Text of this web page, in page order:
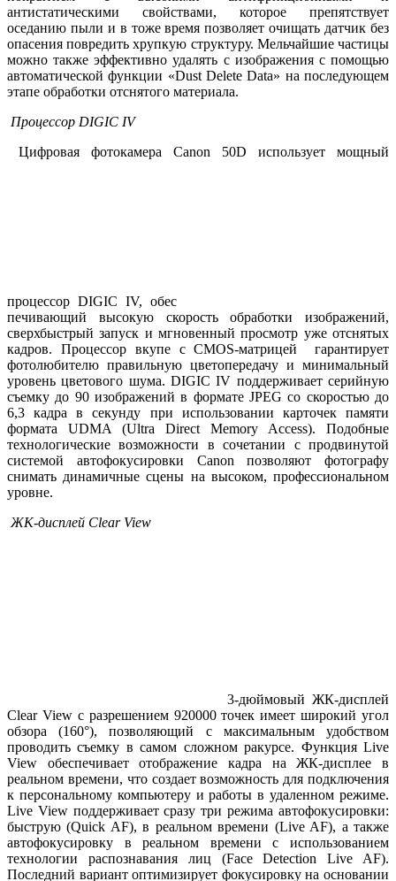
антистатическими свойствами, которое препятствует
оседанию пыли и в тоже время позволяет очищать датчик без
опасения повредить хрупкую структуру. Мельчайшие частицы
можно также эффективно удалять с изображения с помощью
автоматической функции «Dust Delete Data» на последующем
этапе обработки отснятого материала.
Процессор DIGIC IV
Цифровая фотокамера Canon 50D использует мощный
процессор DIGIC IV, обес
печивающий высокую скорость обработки изображений,
сверхбыстрый запуск и мгновенный просмотр уже отснятых
кадров. Процессор вкупе с CMOS-матрицей гарантирует
фотолюбителю правильную цветопередачу и минимальный
уровень цветового шума. DIGIC IV поддерживает серийную
съемку до 90 изображений в формате JPEG со скоростью до
6,3 кадра в секунду при использовании карточек памяти
формата UDMA (Ultra Direct Memory Access). Подобные
технологические возможности в сочетании с продвинутой
системой автофокусировки Canon позволяют фотографу
снимать динамичные сцены на высоком, профессиональном
уровне.
ЖК-дисплей Clear View
3-дюймовый ЖК-дисплей
Clear View с разрешением 920000 точек имеет широкий угол
обзора (160°), позволяющий с максимальным удобством
проводить съемку в самом сложном ракурсе. Функция Live
View обеспечивает отображение кадра на ЖК-дисплее в
реальном времени, что создает возможность для подключения
к персональному компьютеру и работы в удаленном режиме.
Live View поддерживает сразу три режима автофокусировки:
быструю (Quick AF), в реальном времени (Live AF), а также
автофокусировку в реальном времени с использованием
технологии распознавания лиц (Face Detection Live AF).
Последний вариант оптимизирует фокусировку на основании